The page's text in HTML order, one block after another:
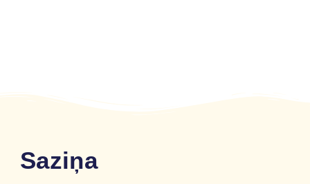
Saziņa